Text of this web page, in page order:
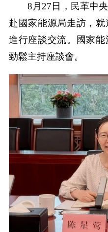
8月27日，民革中
赴國家能源局走訪，
進行座談交流。國家
勁鬆主持座談會。